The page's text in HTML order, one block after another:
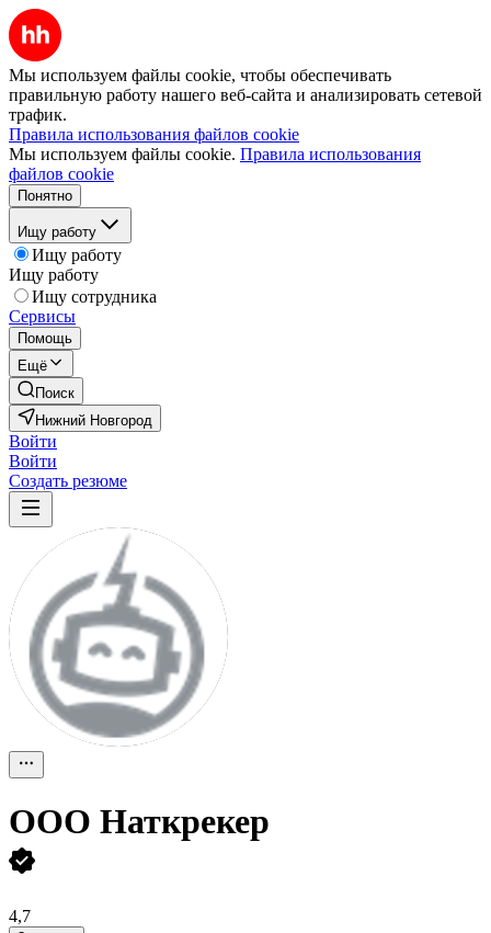
Мы используем файлы cookie, чтобы обеспечивать
правильную работу нашего веб-сайта и анализировать сетевой
трафик.
Правила использования файлов cookie
Мы используем файлы cookie. Правила использования
файлов cookie
Понятно
Ищу работу
Ищу работу
Ищу работу
Ищу сотрудника
Сервисы
Помощь
Ещё
Поиск
Нижний Новгород
Войти
Войти
Создать резюме
ООО Наткрекер
4,7